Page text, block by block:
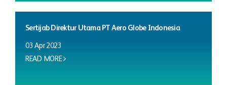
Sertijab Direktur Utama PT Aero Globe Indonesia
03 Apr 2023
READ MORE